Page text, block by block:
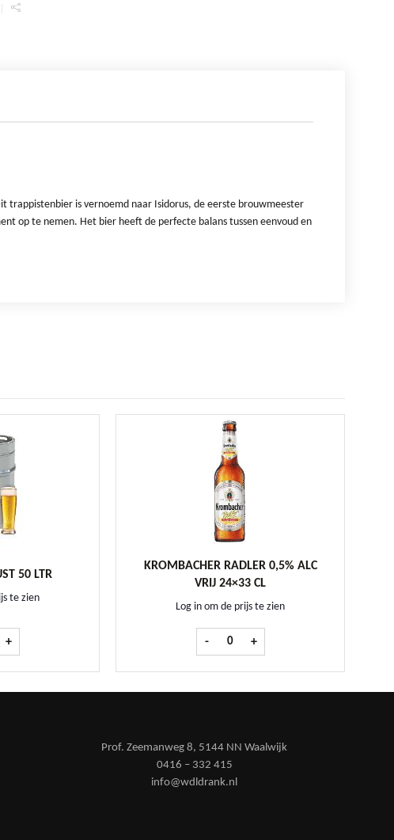
trappistenbier is vernoemd naar Isidorus, de eerste brouwmeester
op te nemen. Het bier heeft de perfecte balans tussen eenvoud en
50 LTR
te zien
Jan fust 50 ltr aantal
+
KROMBACHER RADLER 0,5% ALC
VRIJ 24×33 CL
Log in om de prijs te zien
- Krombacher Radler 0,5% Alc Vrij
+
Prof. Zeemanweg 8, 5144 NN Waalwijk
0416 – 332 415
info@wdldrank.nl